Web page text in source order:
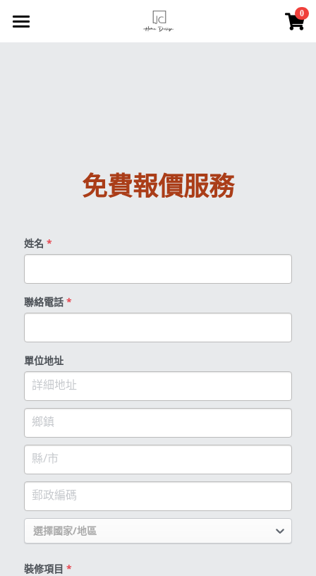
0
FACEBOOK專頁
聯絡我們
登錄/註冊
免費報價服務
姓名 *
聯絡電話*
單位地址
選擇國家/地區
裝修項目 *
×
商品分類